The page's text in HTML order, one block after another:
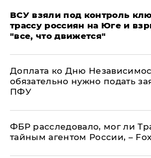
ВСУ взяли под контроль
трассу россиян на Юге и
"все, что движется"
Доплата ко Дню
обязательно нужно подать
ПФУ
ФБР расследовало, мог ли
тайным агентом России, –